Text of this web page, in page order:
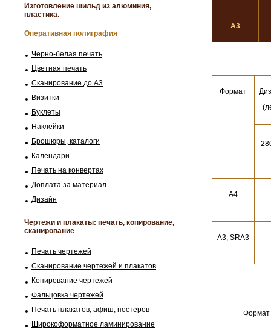
Изготовление шильд из алюминия,
пластика.
Оперативная полиграфия
Черно-белая печать
Цветная печать
Сканирование до А3
Визитки
Буклеты
Наклейки
Брошюры, каталоги
Календари
Печать на конвертах
Доплата за материал
Дизайн
Чертежи и плакаты: печать, копирование,
сканирование
Печать чертежей
Сканирование чертежей и плакатов
Копирование чертежей
Фальцовка чертежей
Печать плакатов, афиш, постеров
Широкоформатное ламинирование
А3
Формат
A4
А3, SRA3
Формат